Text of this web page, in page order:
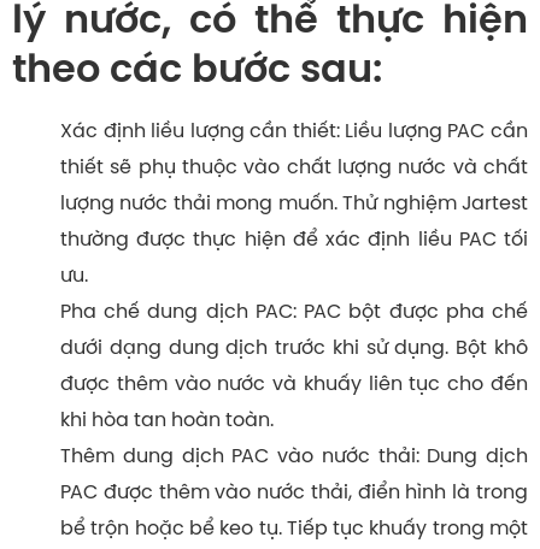
lý nước, có thể thực hiện
theo các bước sau:
Xác định liều lượng cần thiết: Liều lượng PAC cần
thiết sẽ phụ thuộc vào chất lượng nước và chất
lượng nước thải mong muốn. Thử nghiệm Jartest
thường được thực hiện để xác định liều PAC tối
ưu.
Pha chế dung dịch PAC: PAC bột được pha chế
dưới dạng dung dịch trước khi sử dụng. Bột khô
được thêm vào nước và khuấy liên tục cho đến
khi hòa tan hoàn toàn.
Thêm dung dịch PAC vào nước thải: Dung dịch
PAC được thêm vào nước thải, điển hình là trong
bể trộn hoặc bể keo tụ. Tiếp tục khuấy trong một